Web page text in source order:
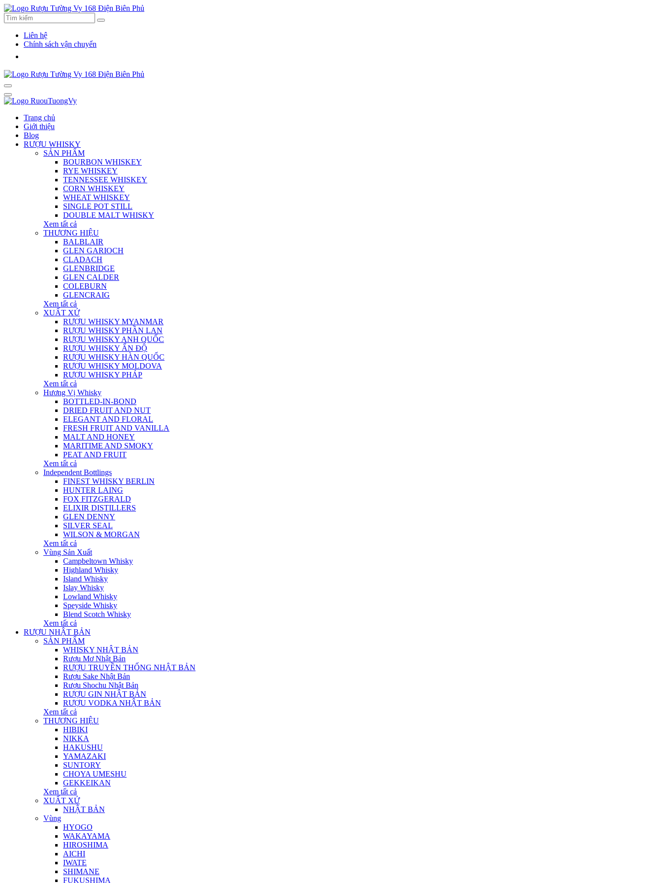
Liên hệ
Chính sách vận chuyển
Trang chủ
Giới thiệu
Blog
RƯỢU WHISKY
SẢN PHẨM
BOURBON WHISKEY
RYE WHISKEY
TENNESSEE WHISKEY
CORN WHISKEY
WHEAT WHISKEY
SINGLE POT STILL
DOUBLE MALT WHISKY
Xem tất cả
THƯƠNG HIỆU
BALBLAIR
GLEN GARIOCH
CLADACH
GLENBRIDGE
GLEN CALDER
COLEBURN
GLENCRAIG
Xem tất cả
XUẤT XỨ
RƯỢU WHISKY MYANMAR
RƯỢU WHISKY PHẦN LAN
RƯỢU WHISKY ANH QUỐC
RƯỢU WHISKY ẤN ĐỘ
RƯỢU WHISKY HÀN QUỐC
RƯỢU WHISKY MOLDOVA
RƯỢU WHISKY PHÁP
Xem tất cả
Hương Vị Whisky
BOTTLED-IN-BOND
DRIED FRUIT AND NUT
ELEGANT AND FLORAL
FRESH FRUIT AND VANILLA
MALT AND HONEY
MARITIME AND SMOKY
PEAT AND FRUIT
Xem tất cả
Independent Bottlings
FINEST WHISKY BERLIN
HUNTER LAING
FOX FITZGERALD
ELIXIR DISTILLERS
GLEN DENNY
SILVER SEAL
WILSON & MORGAN
Xem tất cả
Vùng Sản Xuất
Campbeltown Whisky
Highland Whisky
Island Whisky
Islay Whisky
Lowland Whisky
Speyside Whisky
Blend Scotch Whisky
Xem tất cả
RƯỢU NHẬT BẢN
SẢN PHẨM
WHISKY NHẬT BẢN
Rượu Mơ Nhật Bản
RƯỢU TRUYỀN THỐNG NHẬT BẢN
Rượu Sake Nhật Bản
Rượu Shochu Nhật Bản
RƯỢU GIN NHẬT BẢN
RƯỢU VODKA NHẬT BẢN
Xem tất cả
THƯƠNG HIỆU
HIBIKI
NIKKA
HAKUSHU
YAMAZAKI
SUNTORY
CHOYA UMESHU
GEKKEIKAN
Xem tất cả
XUẤT XỨ
NHẬT BẢN
Vùng
HYOGO
WAKAYAMA
HIROSHIMA
AICHI
IWATE
SHIMANE
FUKUSHIMA